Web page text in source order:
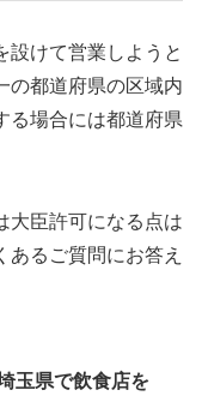
設けて営業しようと
の都道府県の区域内
る場合には都道府県
大臣許可になる点は
あるご質問にお答え
玉県で飲食店を